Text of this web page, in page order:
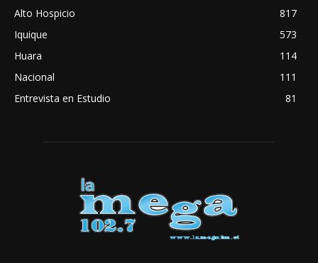
Alto Hospicio
817
Iquique
573
Huara
114
Nacional
111
Entrevista en Estudio
81